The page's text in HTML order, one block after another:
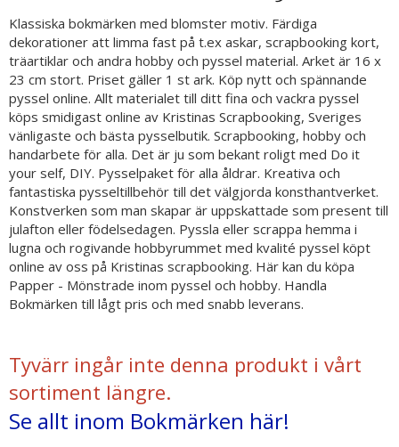
Klassiska bokmärken med blomster motiv. Färdiga
dekorationer att limma fast på t.ex askar, scrapbooking kort,
träartiklar och andra hobby och pyssel material. Arket är 16 x
23 cm stort. Priset gäller 1 st ark. Köp nytt och spännande
pyssel online. Allt materialet till ditt fina och vackra pyssel
köps smidigast online av Kristinas Scrapbooking, Sveriges
vänligaste och bästa pysselbutik. Scrapbooking, hobby och
handarbete för alla. Det är ju som bekant roligt med Do it
your self, DIY. Pysselpaket för alla åldrar. Kreativa och
fantastiska pysseltillbehör till det välgjorda konsthantverket.
Konstverken som man skapar är uppskattade som present till
julafton eller födelsedagen. Pyssla eller scrappa hemma i
lugna och rogivande hobbyrummet med kvalité pyssel köpt
online av oss på Kristinas scrapbooking. Här kan du köpa
Papper - Mönstrade inom pyssel och hobby. Handla
Bokmärken till lågt pris och med snabb leverans.
Tyvärr ingår inte denna produkt i vårt
sortiment längre.
Se allt inom Bokmärken här!